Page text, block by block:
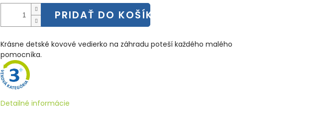
PRIDAŤ DO KOŠÍKA
Krásne detské kovové vedierko na záhradu poteší každého malého
pomocníka.
Detailné informácie